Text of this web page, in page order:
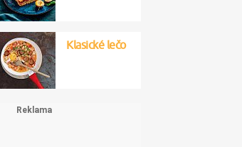
Klasické lečo